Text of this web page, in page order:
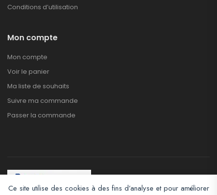
Ce site utilise des cookies à des fins d’analyse et pour améliorer
Conditions d’utilisation
Mon compte
Mon compte
Voir le panier
Ma liste de souhaits
Suivre ma commande
Passer la commande